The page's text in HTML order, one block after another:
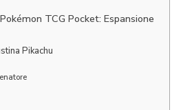
TCG Pocket: Espansione
Pikachu